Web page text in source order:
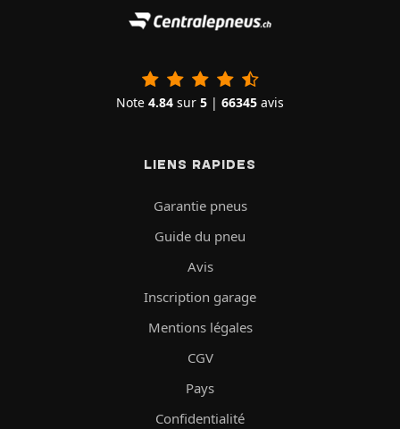
Note 4.84 sur 5 | 66345 avis
LIENS RAPIDES
Garantie pneus
Guide du pneu
Avis
Inscription garage
Mentions légales
CGV
Pays
Confidentialité